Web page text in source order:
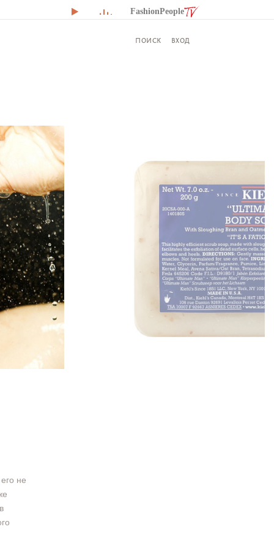
FashionPeople
ПОИСК ВХОД
не